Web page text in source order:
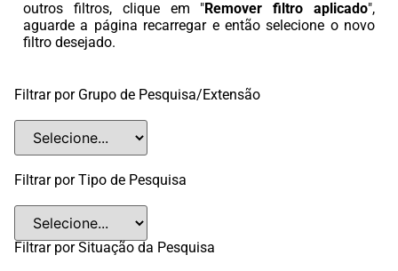
outros filtros, clique em "Remover filtro aplicado",
aguarde a página recarregar e então selecione o novo
filtro desejado.
Filtrar por Grupo de Pesquisa/Extensão
Filtrar por Tipo de Pesquisa
Filtrar por Situação da Pesquisa